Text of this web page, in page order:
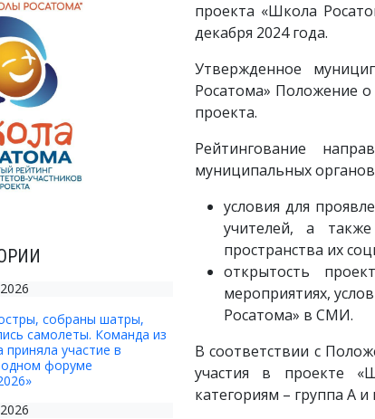
собраны шатры,
самолеты. Команда из
приняла участие в
форуме
проекта «Школа
декабря 2024 года.
Утвержденное
Росатома» Положение
проекта.
Рейтингование
муниципальных
условия для
учителей, а
пространства их
открытость
мероприятиях,
Росатома» в СМИ.
В соответствии с
участия в проекте
категориям – группа А и